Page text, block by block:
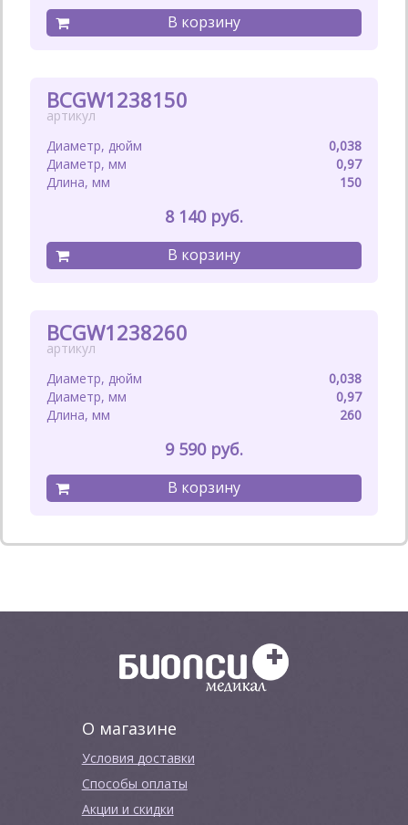
0,038
0,97
150
BCGW1238150
8 140
0,038
0,97
260
BCGW1238260
9 590
О магазине
Условия доставки
Способы оплаты
Акции и скидки